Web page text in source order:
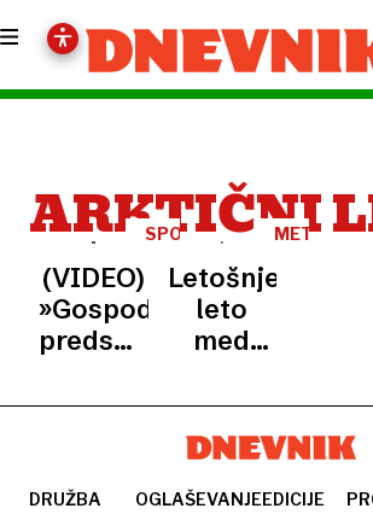
ARKTIČNI
SPOROČILO
(VIDEO)
»Gospod
predsednik,
Letošnje
leto
med
v
zgodovini
meritev
DRUŽBA
OGLAŠEVANJEEDICIJE